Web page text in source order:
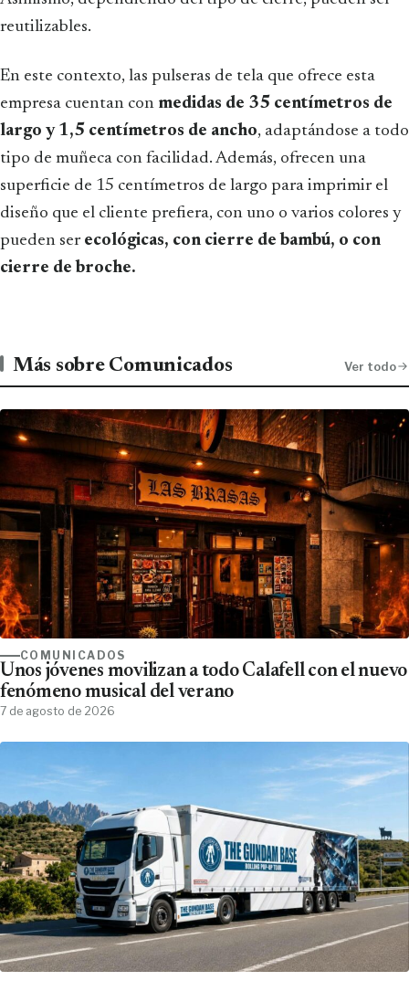
reutilizables.
En este contexto, las pulseras de tela que ofrece esta
empresa cuentan con medidas de 35 centímetros de
largo y 1,5 centímetros de ancho, adaptándose a todo
tipo de muñeca con facilidad. Además, ofrecen una
superficie de 15 centímetros de largo para imprimir el
diseño que el cliente prefiera, con uno o varios colores y
pueden ser ecológicas, con cierre de bambú, o con
cierre de broche.
Más sobre Comunicados Ver todo
COMUNICADOS
Unos jóvenes movilizan a todo Calafell con el nuevo
fenómeno musical del verano
7 de agosto de 2026